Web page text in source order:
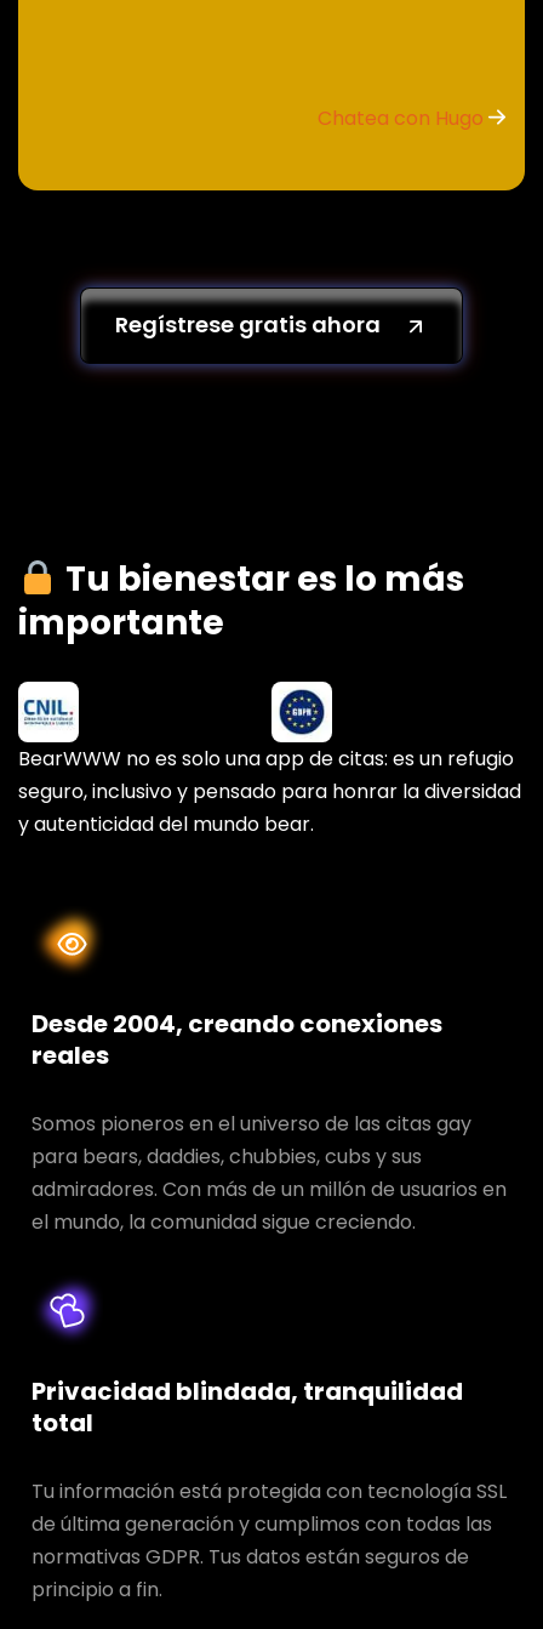
Chatea con Hugo
Regístrese gratis ahora
Tu bienestar es lo más
importante
BearWWW no es solo una app de citas: es un refugio
seguro, inclusivo y pensado para honrar la diversidad
y autenticidad del mundo bear.
Desde 2004, creando conexiones
reales
Somos pioneros en el universo de las citas gay
para bears, daddies, chubbies, cubs y sus
admiradores. Con más de un millón de usuarios en
el mundo, la comunidad sigue creciendo.
Privacidad blindada, tranquilidad
total
Tu información está protegida con tecnología SSL
de última generación y cumplimos con todas las
normativas GDPR. Tus datos están seguros de
principio a fin.